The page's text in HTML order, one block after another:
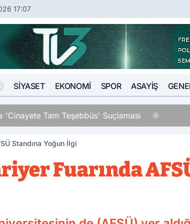
17:07
SIYASET EKONOMI SPOR ASAYIŞ
'Cinayete Tam Teşebbüs' Suçlaması
Standına Yoğun İlgi
Fuarında